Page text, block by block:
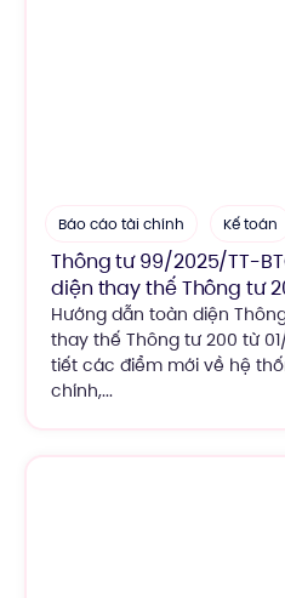
Báo cáo tài chính Kế toán
Thông tư 99/2025/TT-
diện thay thế Thông tư
Hướng dẫn toàn diện
thay thế Thông tư 200 từ
tiết các điểm mới về hệ
chính,...